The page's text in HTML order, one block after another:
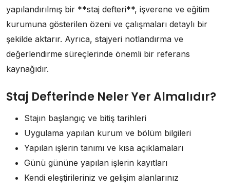
yapılandırılmış bir **staj defteri**, işverene ve eğitim
kurumuna gösterilen özeni ve çalışmaları detaylı bir
şekilde aktarır. Ayrıca, stajyeri notlandırma ve
değerlendirme süreçlerinde önemli bir referans
kaynağıdır.
Staj Defterinde Neler Yer Almalıdır?
Stajın başlangıç ve bitiş tarihleri
Uygulama yapılan kurum ve bölüm bilgileri
Yapılan işlerin tanımı ve kısa açıklamaları
Günü gününe yapılan işlerin kayıtları
Kendi eleştirileriniz ve gelişim alanlarınız